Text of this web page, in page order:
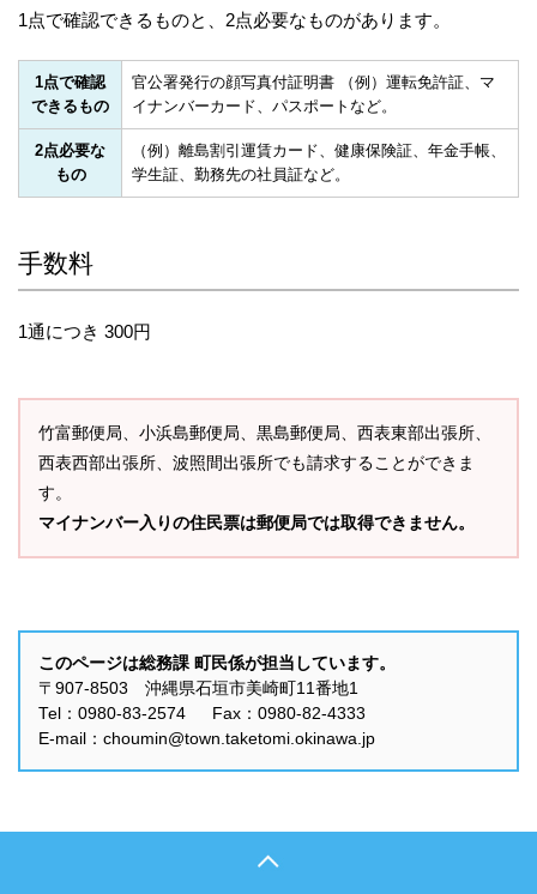
1点で確認できるものと、2点必要なものがあります。
1点で確認
できるもの
官公署発行の顔写真付証明書 （例）運転免許証、マ
イナンバーカード、パスポートなど。
2点必要な
もの
（例）離島割引運賃カード、健康保険証、年金手帳、
学生証、勤務先の社員証など。
手数料
1通につき 300円
竹富郵便局、小浜島郵便局、黒島郵便局、西表東部出張所、
西表西部出張所、波照間出張所でも請求することができま
す。
マイナンバー入りの住民票は郵便局では取得できません。
このページは総務課 町民係が担当しています。
〒907-8503 沖縄県石垣市美崎町11番地1
Tel：0980-83-2574 Fax：0980-82-4333
E-mail：choumin@town.taketomi.okinawa.jp